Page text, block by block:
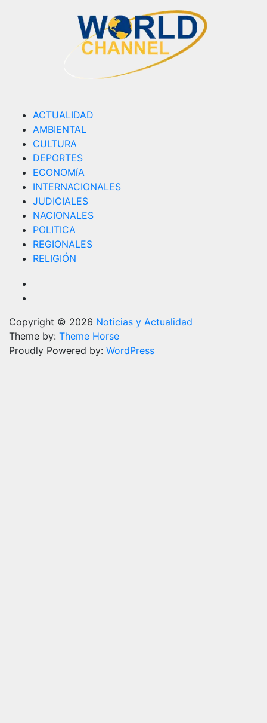
ACTUALIDAD
AMBIENTAL
CULTURA
DEPORTES
ECONOMíA
INTERNACIONALES
JUDICIALES
NACIONALES
POLITICA
REGIONALES
RELIGIÓN
Copyright © 2026 Noticias y Actualidad
Theme by: Theme Horse
Proudly Powered by: WordPress